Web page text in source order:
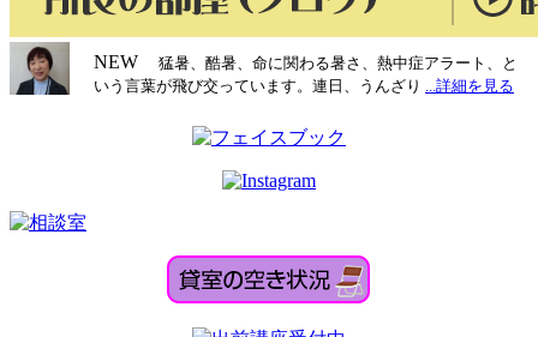
ビ
ゲ
ョ
NEW
猛暑、酷暑、命に関わる暑さ、熱中症アラート、と
いう言葉が飛び交っています。連日、うんざり ...詳細を見る